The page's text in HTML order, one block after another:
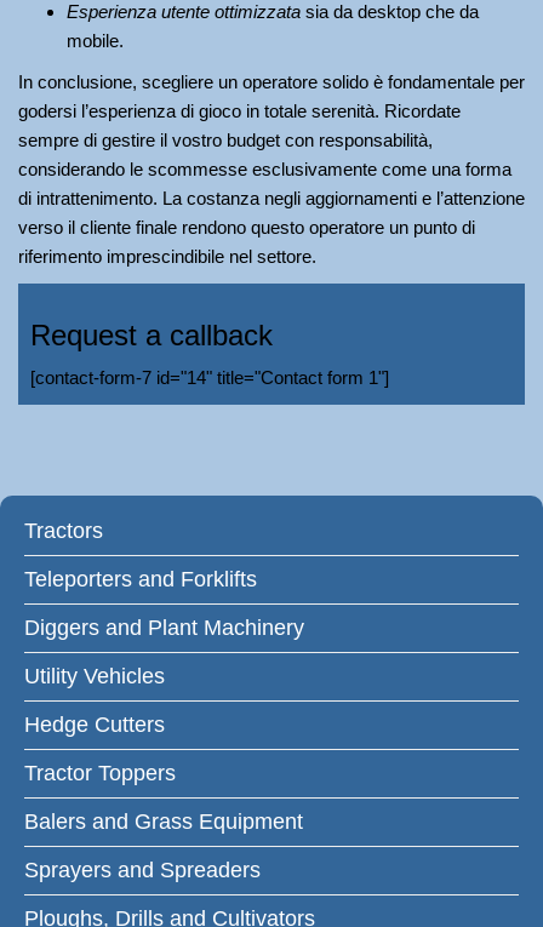
Esperienza utente ottimizzata sia da desktop che da
mobile.
In conclusione, scegliere un operatore solido è fondamentale per
godersi l’esperienza di gioco in totale serenità. Ricordate
sempre di gestire il vostro budget con responsabilità,
considerando le scommesse esclusivamente come una forma
di intrattenimento. La costanza negli aggiornamenti e l’attenzione
verso il cliente finale rendono questo operatore un punto di
riferimento imprescindibile nel settore.
Request a callback
[contact-form-7 id="14" title="Contact form 1"]
Tractors
Teleporters and Forklifts
Diggers and Plant Machinery
Utility Vehicles
Hedge Cutters
Tractor Toppers
Balers and Grass Equipment
Sprayers and Spreaders
Ploughs, Drills and Cultivators